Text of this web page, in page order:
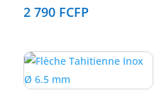
2 790 FCFP